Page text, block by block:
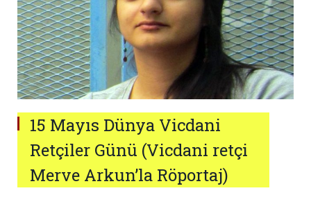
15 Mayıs Dünya Vicdani
Retçiler Günü (Vicdani retçi
Merve Arkun’la Röportaj)